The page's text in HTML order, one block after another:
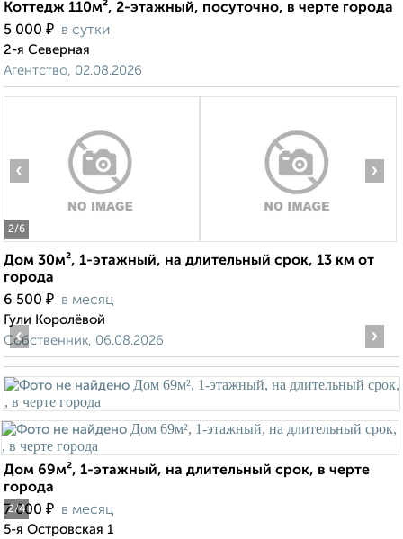
Коттедж 110м², 2-этажный, посуточно, в черте города
5 000 ₽ в сутки
2-я Северная
Агентство, 02.08.2026
2/6
‹ ›
Дом 30м², 1-этажный, на длительный срок, 13 км от
города
6 500 ₽ в месяц
Гули Королёвой
Собственник, 06.08.2026
2/4
‹ ›
Дом 69м², 1-этажный, на длительный срок, в черте
города
7 000 ₽ в месяц
5-я Островская 1